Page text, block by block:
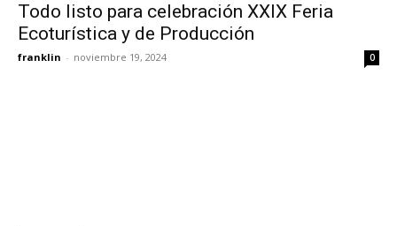
Todo listo para celebración XXIX Feria
Ecoturística y de Producción
franklin - noviembre 19, 2024 0